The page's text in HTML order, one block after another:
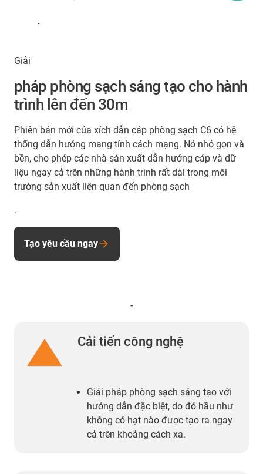
-
Giải
pháp phòng sạch sáng tạo cho hành
trình lên đến 30m
Phiên bản mới của xích dẫn cáp phòng sạch C6 có hệ
thống dẫn hướng mang tính cách mạng. Nó nhỏ gọn và
bền, cho phép các nhà sản xuất dẫn hướng cáp và dữ
liệu ngay cả trên những hành trình rất dài trong môi
trường sản xuất liên quan đến phòng sạch
.
Tạo yêu cầu ngay
-
Cải tiến công nghệ
Giải pháp phòng sạch sáng tạo với
hướng dẫn đặc biệt, do đó hầu như
không có hạt nào được tạo ra ngay
cả trên khoảng cách xa.